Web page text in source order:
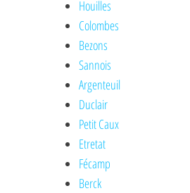
Houilles
Colombes
Bezons
Sannois
Argenteuil
Duclair
Petit Caux
Etretat
Fécamp
Berck